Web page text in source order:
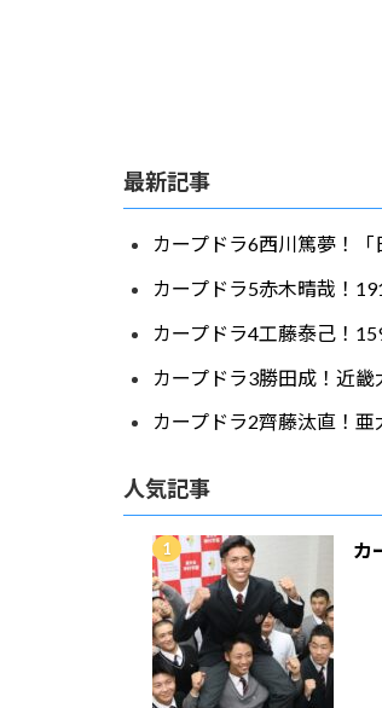
最新記事
カープドラ6西川篤夢！
カープドラ5赤木晴哉！
カープドラ4工藤泰己！
カープドラ3勝田成！近
カープドラ2齊藤汰直！亜
人気記事
カ